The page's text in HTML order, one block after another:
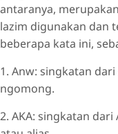
antaranya,
lazim digunakan dan
beberapa kata ini,
1. Anw: singkatan
ngomong.
2. AKA: singkatan